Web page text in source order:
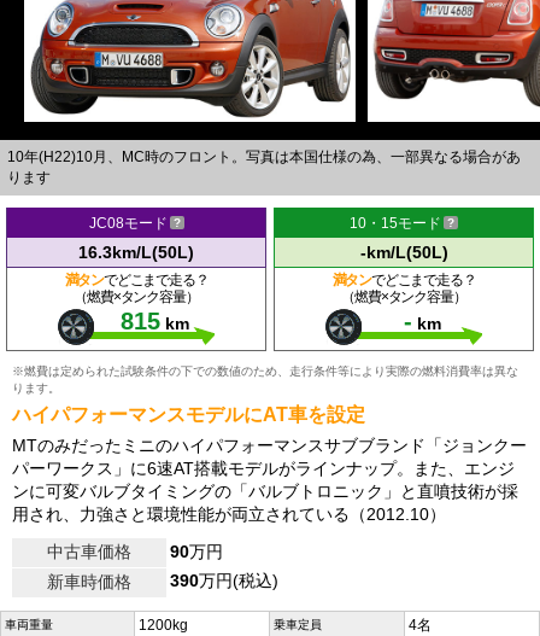
10年(H22)10月、MC時のフロント。写真は本国仕様の為、一部異なる場合があ
ります
JC08モード
16.3km/L(50L)
満タンでどこまで走る？
（燃費×タンク容量）
815 km
10・15モード
-km/L(50L)
満タンでどこまで走る？
（燃費×タンク容量）
- km
※燃費は定められた試験条件の下での数値のため、走行条件等により実際の燃料消費率は異な
ります。
ハイパフォーマンスモデルにAT車を設定
MTのみだったミニのハイパフォーマンスサブブランド「ジョンクー
パーワークス」に6速AT搭載モデルがラインナップ。また、エンジ
ンに可変バルブタイミングの「バルブトロニック」と直噴技術が採
用され、力強さと環境性能が両立されている（2012.10）
中古車価格
90万円
新車時価格
390万円(税込)
車両重量 1200kg 乗車定員 4名